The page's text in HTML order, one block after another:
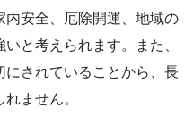
内安全、厄除開運、地域の
と考えられます。また、
にされていることから、長
ません。